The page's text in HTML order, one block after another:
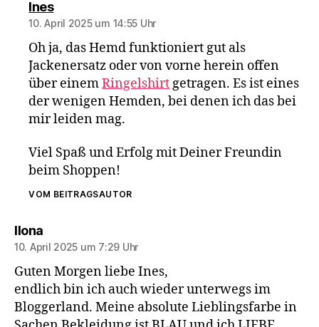
Inessagt:
10. April 2025 um 14:55 Uhr
Oh ja, das Hemd funktioniert gut als
Jackenersatz oder von vorne herein offen
über einemRingelshirtgetragen. Es ist eines
der wenigen Hemden, bei denen ich das bei
mir leiden mag.
Viel Spaß und Erfolg mit Deiner Freundin
beim Shoppen!
VOM BEITRAGSAUTOR
Ilonasagt:
10. April 2025 um 7:29 Uhr
Guten Morgen liebe Ines,
endlich bin ich auch wieder unterwegs im
Bloggerland. Meine absolute Lieblingsfarbe in